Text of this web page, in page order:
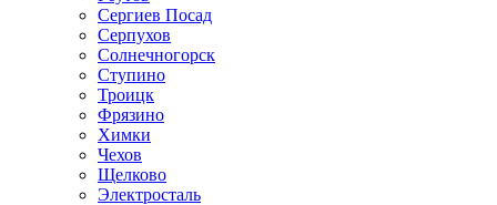
Сергиев Посад
Серпухов
Солнечногорск
Ступино
Троицк
Фрязино
Химки
Чехов
Щелково
Электросталь